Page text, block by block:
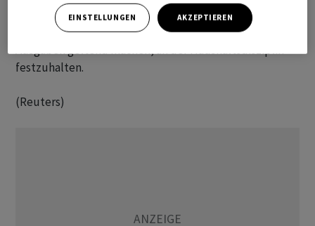
Überbrückungsanleihen finanziert werden. ​So könnte
der ⁠hoch verschuldete Staat trotz der ‌zusätzlichen
Ausgaben geltend machen, an der Haushaltsdisziplin
festzuhalten.
(Reuters)
EINSTELLUNGEN AKZEPTIEREN